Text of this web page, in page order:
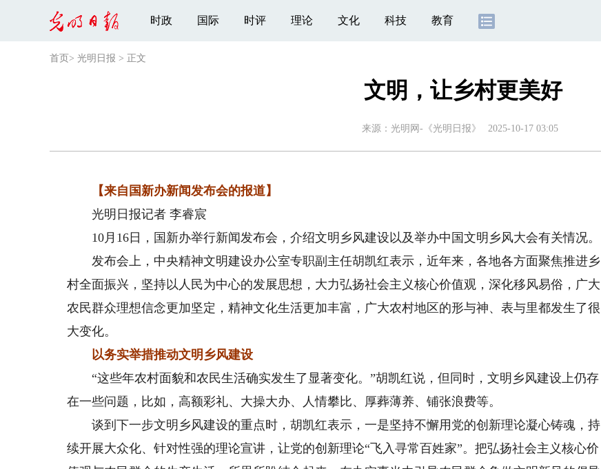
时政 国际 时评 理论 文化 科技 教育
首页 > 光明日报 > 正文
文明，让乡村更美好
来源： 光明网-《光明日报》 2025-10-17 03:05
【来自国新办新闻发布会的报道】
光明日报记者 李睿宸
10月16日，国新办举行新闻发布会，介绍文明乡风建设以及举办中国文明乡风大会有关情况。
发布会上，中央精神文明建设办公室专职副主任胡凯红表示，近年来，各地各方面聚焦推进乡
村全面振兴，坚持以人民为中心的发展思想，大力弘扬社会主义核心价值观，深化移风易俗，广大
农民群众理想信念更加坚定，精神文化生活更加丰富，广大农村地区的形与神、表与里都发生了很
大变化。
以务实举措推动文明乡风建设
“这些年农村面貌和农民生活确实发生了显著变化。”胡凯红说，但同时，文明乡风建设上仍存
在一些问题，比如，高额彩礼、大操大办、人情攀比、厚葬薄养、铺张浪费等。
谈到下一步文明乡风建设的重点时，胡凯红表示，一是坚持不懈用党的创新理论凝心铸魂，持
续开展大众化、针对性强的理论宣讲，让党的创新理论“飞入寻常百姓家”。把弘扬社会主义核心价